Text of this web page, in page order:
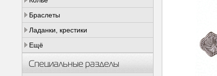
Браслеты
Ладанки, крестики
Ещё
Специальные разделы